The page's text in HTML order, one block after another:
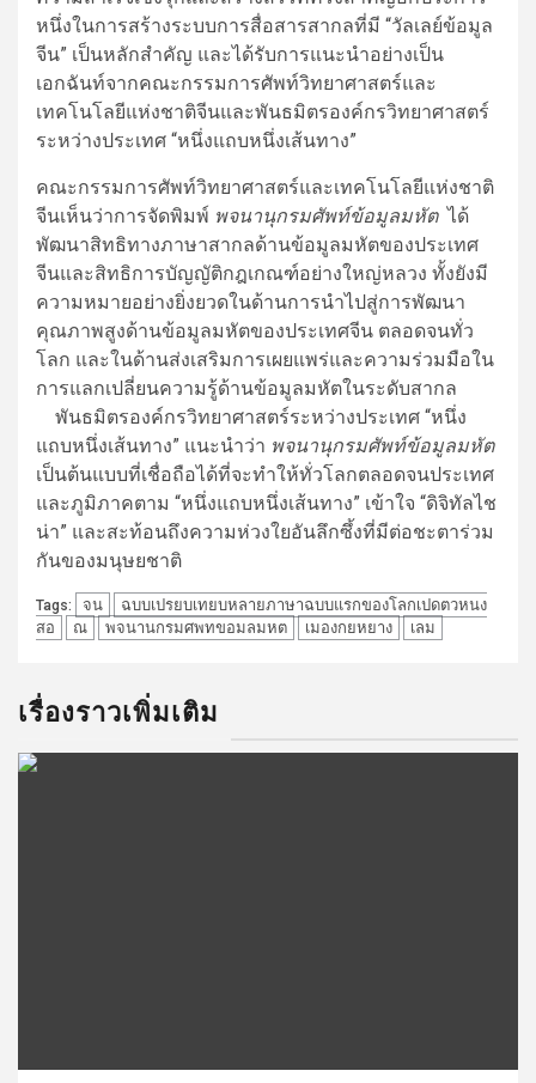
หนึ่งในการสร้างระบบการสื่อสารสากลที่มี “วัลเลย์ข้อมูล
จีน” เป็นหลักสำคัญ และได้รับการแนะนำอย่างเป็น
เอกฉันท์จากคณะกรรมการศัพท์วิทยาศาสตร์และ
เทคโนโลยีแห่งชาติจีนและพันธมิตรองค์กรวิทยาศาสตร์
ระหว่างประเทศ “หนึ่งแถบหนึ่งเส้นทาง”
คณะกรรมการศัพท์วิทยาศาสตร์และเทคโนโลยีแห่งชาติ
จีนเห็นว่าการจัดพิมพ์ พจนานุกรมศัพท์ข้อมูลมหัตได้
พัฒนาสิทธิทางภาษาสากลด้านข้อมูลมหัตของประเทศ
จีนและสิทธิการบัญญัติกฎเกณฑ์อย่างใหญ่หลวง ทั้งยังมี
ความหมายอย่างยิ่งยวดในด้านการนำไปสู่การพัฒนา
คุณภาพสูงด้านข้อมูลมหัตของประเทศจีน ตลอดจนทั่ว
โลก และในด้านส่งเสริมการเผยแพร่และความร่วมมือใน
การแลกเปลี่ยนความรู้ด้านข้อมูลมหัตในระดับสากล
พันธมิตรองค์กรวิทยาศาสตร์ระหว่างประเทศ “หนึ่ง
แถบหนึ่งเส้นทาง” แนะนำว่า พจนานุกรมศัพท์ข้อมูลมหัต
เป็นต้นแบบที่เชื่อถือได้ที่จะทำให้ทั่วโลกตลอดจนประเทศ
และภูมิภาคตาม “หนึ่งแถบหนึ่งเส้นทาง” เข้าใจ “ดิจิทัลไช
น่า” และสะท้อนถึงความห่วงใยอันลึกซึ้งที่มีต่อชะตาร่วม
กันของมนุษยชาติ
Tags: จน
ฉบบเปรยบเทยบหลายภาษาฉบบแรกของโลกเปดตวหนง
สอ
ณ พจนานกรมศพทขอมลมหต เมองกยหยาง เลม
เรื่องราวเพิ่มเติม